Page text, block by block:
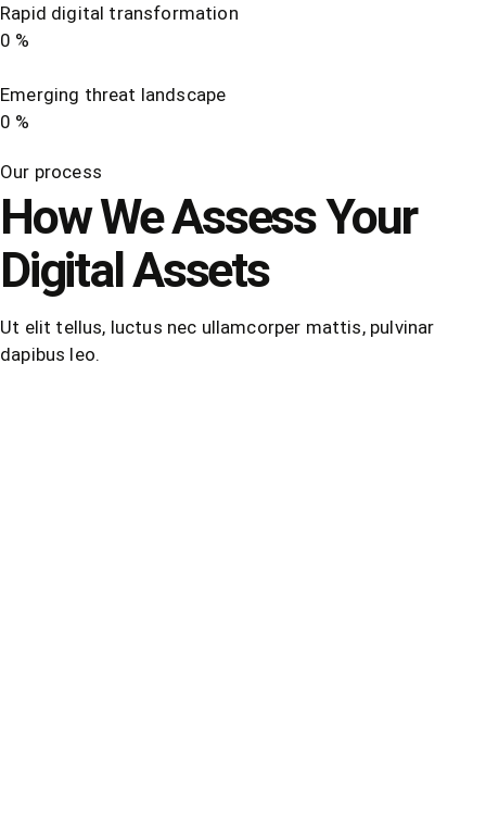
Rapid digital transformation
0 %
Emerging threat landscape
0 %
Our process
How We Assess Your
Digital Assets
Ut elit tellus, luctus nec ullamcorper mattis, pulvinar
dapibus leo.